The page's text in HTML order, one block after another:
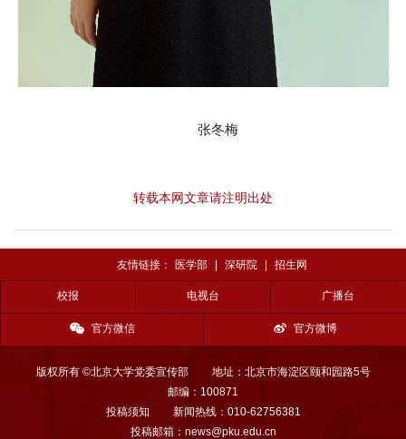
张冬梅
转载本网文章请注明出处
友情链接： 医学部 深研院 招生网
校报 电视台 广播台
官方微信 官方微博
版权所有 ©北京大学党委宣传部
地址：北京市海淀区颐和园路5号
邮编：100871
投稿须知
新闻热线：010-62756381
投稿邮箱：news@pku.edu.cn